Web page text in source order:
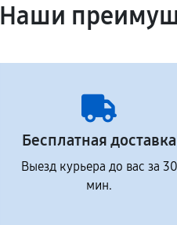
Наши
Бесплатная доставка
Выезд курьера до вас за 30
мин.